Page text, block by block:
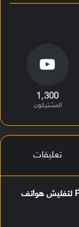
1٬300
المشتركون
تعليقات
تحميل أداة Realme Flash Tool لتفليش هواتف